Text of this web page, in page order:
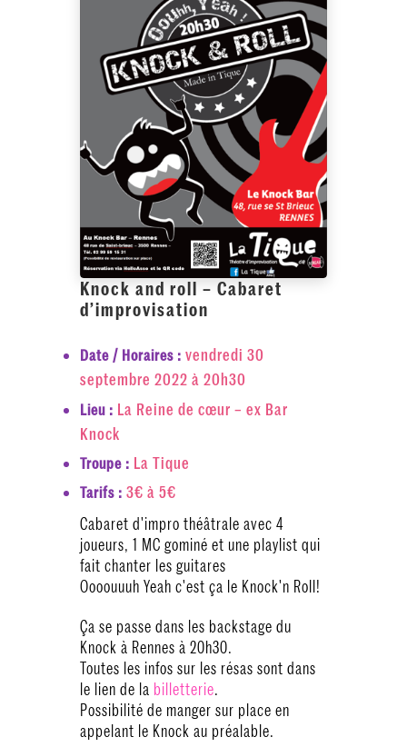
Knock and roll – Cabaret
d’improvisation
Date / Horaires : vendredi 30
septembre 2022 à 20h30
Lieu : La Reine de cœur – ex Bar
Knock
Troupe : La Tique
Tarifs : 3€ à 5€
Cabaret d'impro théâtrale avec 4
joueurs, 1 MC gominé et une playlist qui
fait chanter les guitares
Oooouuuh Yeah c'est ça le Knock'n Roll!
Ça se passe dans les backstage du
Knock à Rennes à 20h30.
Toutes les infos sur les résas sont dans
le lien de la billetterie.
Possibilité de manger sur place en
appelant le Knock au préalable.